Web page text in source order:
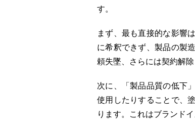
す。
まず、最も直接的な影響
に希釈できず、製品の製
頼失墜、さらには契約解
次に、「製品品質の低下
使用したりすることで、
ります。これはブランド